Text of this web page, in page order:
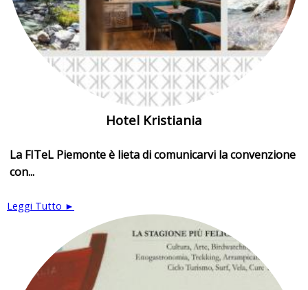
Hotel Kristiania
La FITeL Piemonte è lieta di comunicarvi la convenzione
con...
Leggi Tutto ►